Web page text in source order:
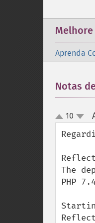
Melhore
Aprenda
Notas
up10
The
PHP